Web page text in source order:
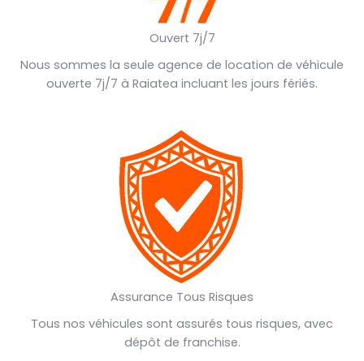
Ouvert 7j/7
Nous sommes la seule agence de location de véhicule
ouverte 7j/7 à Raiatea incluant les jours fériés.
Assurance Tous Risques
Tous nos véhicules sont assurés tous risques, avec
dépôt de franchise.